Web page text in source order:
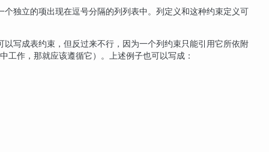
独立的项出现在逗号分隔的列列表中。列定义和这种约束定义可
写成表约束，但反过来不行，因为一个列约束只能引用它所依附
作，那就应该遵循它）。上述例子也可以写成：